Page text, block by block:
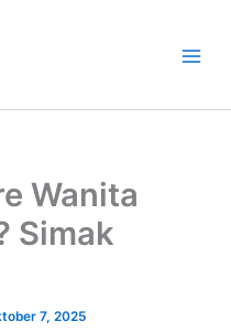
Wanita
Simak
7, 2025